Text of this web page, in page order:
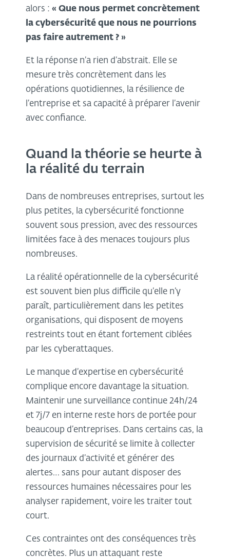
alors : « Que nous permet concrètement
la cybersécurité que nous ne pourrions
pas faire autrement ? »
Et la réponse n’a rien d’abstrait. Elle se
mesure très concrètement dans les
opérations quotidiennes, la résilience de
l’entreprise et sa capacité à préparer l’avenir
avec confiance.
Quand la théorie se heurte à
la réalité du terrain
Dans de nombreuses entreprises, surtout les
plus petites, la cybersécurité fonctionne
souvent sous pression, avec des ressources
limitées face à des menaces toujours plus
nombreuses.
La réalité opérationnelle de la cybersécurité
est souvent bien plus difficile qu’elle n’y
paraît, particulièrement dans les petites
organisations, qui disposent de moyens
restreints tout en étant fortement ciblées
par les cyberattaques.
Le manque d’expertise en cybersécurité
complique encore davantage la situation.
Maintenir une surveillance continue 24h/24
et 7j/7 en interne reste hors de portée pour
beaucoup d’entreprises. Dans certains cas, la
supervision de sécurité se limite à collecter
des journaux d’activité et générer des
alertes… sans pour autant disposer des
ressources humaines nécessaires pour les
analyser rapidement, voire les traiter tout
court.
Ces contraintes ont des conséquences très
concrètes. Plus un attaquant reste